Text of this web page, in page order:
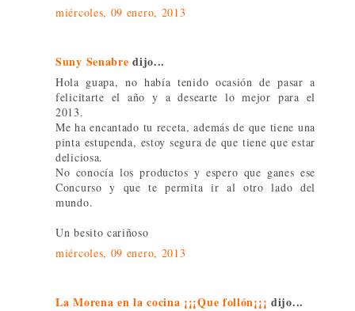
miércoles, 09 enero, 2013
Suny Senabre dijo...
Hola guapa, no había tenido ocasión de pasar a
felicitarte el año y a desearte lo mejor para el
2013.
Me ha encantado tu receta, además de que tiene una
pinta estupenda, estoy segura de que tiene que estar
deliciosa.
No conocía los productos y espero que ganes ese
Concurso y que te permita ir al otro lado del
mundo.
Un besito cariñoso
miércoles, 09 enero, 2013
La Morena en la cocina ¡¡¡Que follón¡¡¡ dijo...